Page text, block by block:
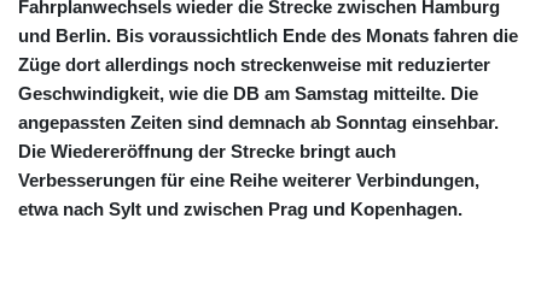
Fahrplanwechsels wieder die Strecke zwischen Hamburg
und Berlin. Bis voraussichtlich Ende des Monats fahren die
Züge dort allerdings noch streckenweise mit reduzierter
Geschwindigkeit, wie die DB am Samstag mitteilte. Die
angepassten Zeiten sind demnach ab Sonntag einsehbar.
Die Wiedereröffnung der Strecke bringt auch
Verbesserungen für eine Reihe weiterer Verbindungen,
etwa nach Sylt und zwischen Prag und Kopenhagen.